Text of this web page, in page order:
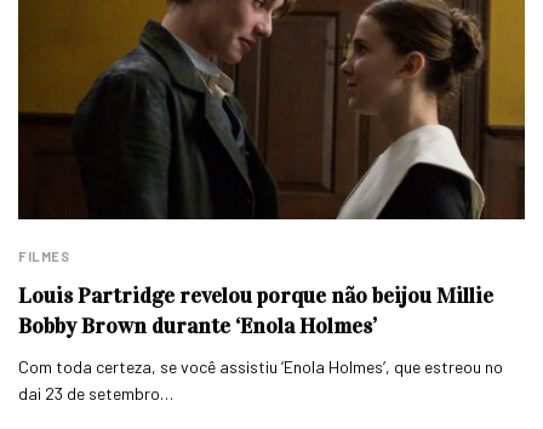
FILMES
Louis Partridge revelou porque não beijou Millie
Bobby Brown durante ‘Enola Holmes’
Com toda certeza, se você assistiu ‘Enola Holmes‘, que estreou no
dai 23 de setembro…